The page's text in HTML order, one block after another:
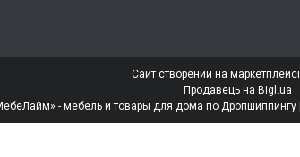
Сайт створений на маркетплейсі
Продавець на Bigl.ua